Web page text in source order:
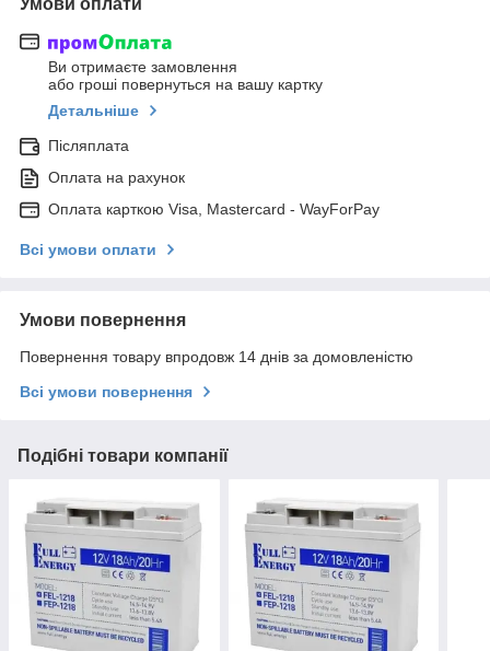
Ви отримаєте замовлення
або гроші повернуться на вашу картку
Детальніше
Післяплата
Оплата на рахунок
Оплата карткою Visa, Mastercard - WayForPay
Всі умови оплати
Умови повернення
Повернення товару впродовж 14 днів за домовленістю
Всі умови повернення
Подібні товари компанії